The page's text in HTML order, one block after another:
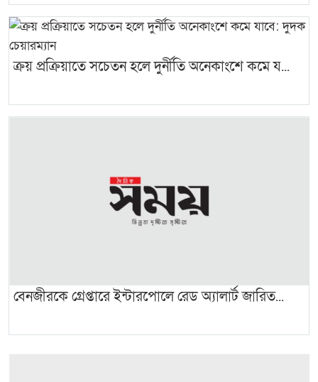
ক্রয় প্রক্রিয়াতে সচেতন হলে দুর্নীতি অনেকাংশে কমে য...
বেনজীরকে গ্রেপ্তারে ইন্টারপোলে রেড অ্যালার্ট জারিত...